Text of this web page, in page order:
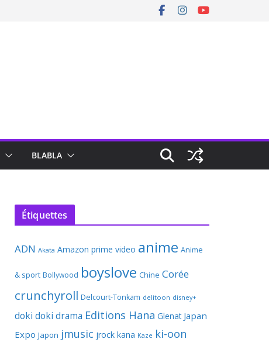
BLABLA
Étiquettes
ADN Akata Amazon prime video anime Anime
& sport Bollywood boyslove Chine Corée
crunchyroll Delcourt-Tonkam delitoon disney+
doki doki drama Editions Hana Glenat Japan
Expo Japon jmusic jrock kana Kaze ki-oon